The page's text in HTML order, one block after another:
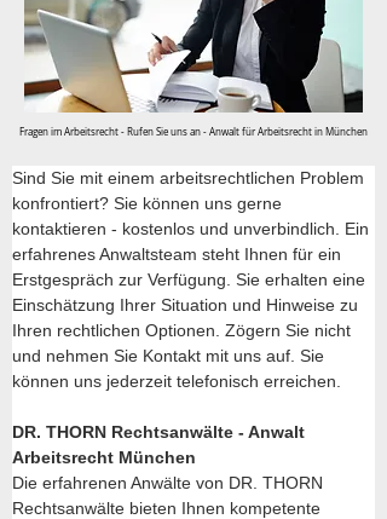
Fragen im Arbeitsrecht - Rufen Sie uns an - Anwalt für Arbeitsrecht in München
Sind Sie mit einem arbeitsrechtlichen Problem
konfrontiert? Sie können uns gerne
kontaktieren - kostenlos und unverbindlich. Ein
erfahrenes Anwaltsteam steht Ihnen für ein
Erstgespräch zur Verfügung. Sie erhalten eine
Einschätzung Ihrer Situation und Hinweise zu
Ihren rechtlichen Optionen. Zögern Sie nicht
und nehmen Sie Kontakt mit uns auf. Sie
können uns jederzeit telefonisch erreichen.
DR. THORN Rechtsanwälte - Anwalt
Arbeitsrecht München
Die erfahrenen Anwälte von DR. THORN
Rechtsanwälte bieten Ihnen kompetente